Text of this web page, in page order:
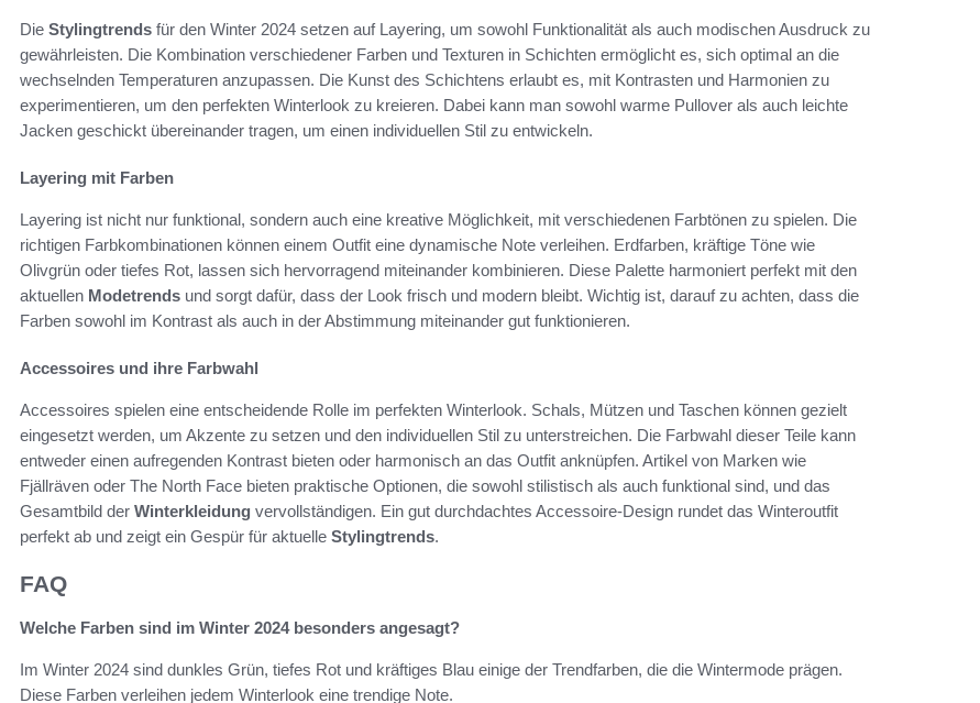
Die Stylingtrends für den Winter 2024 setzen auf Layering, um sowohl Funktionalität als auch modischen Ausdruck zu
gewährleisten. Die Kombination verschiedener Farben und Texturen in Schichten ermöglicht es, sich optimal an die
wechselnden Temperaturen anzupassen. Die Kunst des Schichtens erlaubt es, mit Kontrasten und Harmonien zu
experimentieren, um den perfekten Winterlook zu kreieren. Dabei kann man sowohl warme Pullover als auch leichte
Jacken geschickt übereinander tragen, um einen individuellen Stil zu entwickeln.
Layering mit Farben
Layering ist nicht nur funktional, sondern auch eine kreative Möglichkeit, mit verschiedenen Farbtönen zu spielen. Die
richtigen Farbkombinationen können einem Outfit eine dynamische Note verleihen. Erdfarben, kräftige Töne wie
Olivgrün oder tiefes Rot, lassen sich hervorragend miteinander kombinieren. Diese Palette harmoniert perfekt mit den
aktuellen Modetrends und sorgt dafür, dass der Look frisch und modern bleibt. Wichtig ist, darauf zu achten, dass die
Farben sowohl im Kontrast als auch in der Abstimmung miteinander gut funktionieren.
Accessoires und ihre Farbwahl
Accessoires spielen eine entscheidende Rolle im perfekten Winterlook. Schals, Mützen und Taschen können gezielt
eingesetzt werden, um Akzente zu setzen und den individuellen Stil zu unterstreichen. Die Farbwahl dieser Teile kann
entweder einen aufregenden Kontrast bieten oder harmonisch an das Outfit anknüpfen. Artikel von Marken wie
Fjällräven oder The North Face bieten praktische Optionen, die sowohl stilistisch als auch funktional sind, und das
Gesamtbild der Winterkleidung vervollständigen. Ein gut durchdachtes Accessoire-Design rundet das Winteroutfit
perfekt ab und zeigt ein Gespür für aktuelle Stylingtrends.
FAQ
Welche Farben sind im Winter 2024 besonders angesagt?
Im Winter 2024 sind dunkles Grün, tiefes Rot und kräftiges Blau einige der Trendfarben, die die Wintermode prägen.
Diese Farben verleihen jedem Winterlook eine trendige Note.